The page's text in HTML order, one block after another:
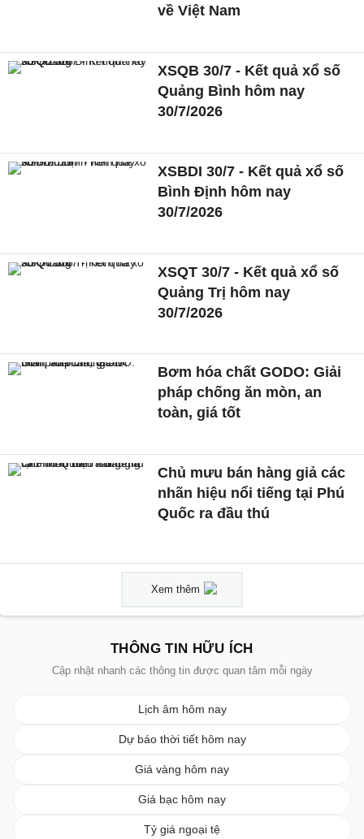
về Việt Nam
XSQB 30/7 - Kết quả xổ số
Quảng Bình hôm nay
30/7/2026
XSBDI 30/7 - Kết quả xổ số
Bình Định hôm nay
30/7/2026
XSQT 30/7 - Kết quả xổ số
Quảng Trị hôm nay
30/7/2026
Bơm hóa chất GODO: Giải
pháp chống ăn mòn, an
toàn, giá tốt
Chủ mưu bán hàng giả các
nhãn hiệu nổi tiếng tại Phú
Quốc ra đầu thú
Xem thêm
THÔNG TIN HỮU ÍCH
Cập nhật nhanh các thông tin được quan tâm mỗi ngày
Lịch âm hôm nay
Dự báo thời tiết hôm nay
Giá vàng hôm nay
Giá bạc hôm nay
Tỷ giá ngoại tệ